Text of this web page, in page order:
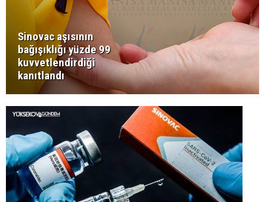
Sinovac aşısının
bağışıklığı yüzde 99
kuvvetlendirdiği
kanıtlandı